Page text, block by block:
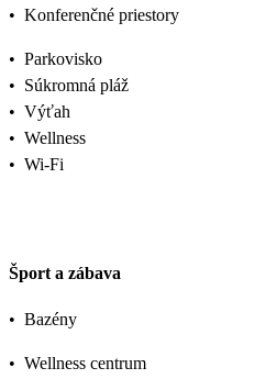
• Konferenčné priestory
• Parkovisko
• Súkromná pláž
• Výťah
• Wellness
• Wi-Fi
Šport a zábava
• Bazény
• Wellness centrum